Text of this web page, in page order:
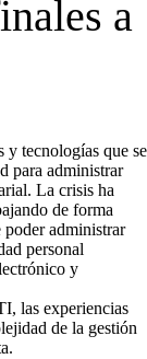
a
y tecnologías que se
para administrar
La crisis ha
de forma
poder administrar
personal
y
las experiencias
de la gestión